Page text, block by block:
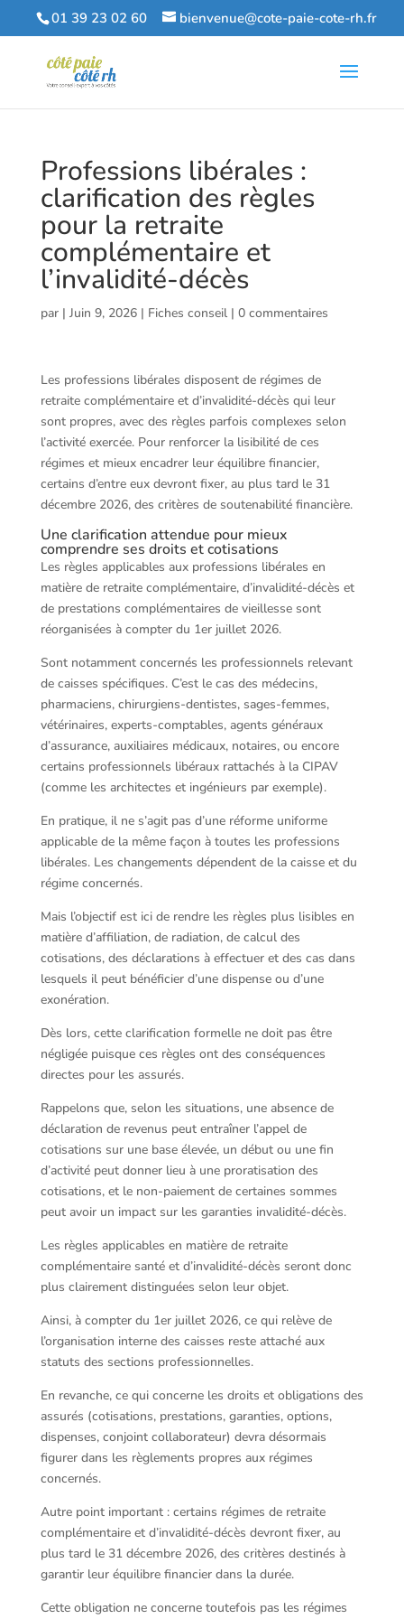
01 39 23 02 60 bienvenue@cote-paie-cote-rh.fr
Professions libérales :
clarification des règles
pour la retraite
complémentaire et
l’invalidité-décès
par | Juin 9, 2026| Fiches conseil| 0 commentaires
Les professions libérales disposent de régimes de
retraite complémentaire et d’invalidité-décès qui leur
sont propres, avec des règles parfois complexes selon
l’activité exercée. Pour renforcer la lisibilité de ces
régimes et mieux encadrer leur équilibre financier,
certains d’entre eux devront fixer, au plus tard le 31
décembre 2026, des critères de soutenabilité financière.
Une clarification attendue pour mieux
comprendre ses droits et cotisations
Les règles applicables aux professions libérales en
matière de retraite complémentaire, d’invalidité-décès et
de prestations complémentaires de vieillesse sont
réorganisées à compter du 1er juillet 2026.
Sont notamment concernés les professionnels relevant
de caisses spécifiques. C’est le cas des médecins,
pharmaciens, chirurgiens-dentistes, sages-femmes,
vétérinaires, experts-comptables, agents généraux
d’assurance, auxiliaires médicaux, notaires, ou encore
certains professionnels libéraux rattachés à la CIPAV
(comme les architectes et ingénieurs par exemple).
En pratique, il ne s’agit pas d’une réforme uniforme
applicable de la même façon à toutes les professions
libérales. Les changements dépendent de la caisse et du
régime concernés.
Mais l’objectif est ici de rendre les règles plus lisibles en
matière d’affiliation, de radiation, de calcul des
cotisations, des déclarations à effectuer et des cas dans
lesquels il peut bénéficier d’une dispense ou d’une
exonération.
Dès lors, cette clarification formelle ne doit pas être
négligée puisque ces règles ont des conséquences
directes pour les assurés.
Rappelons que, selon les situations, une absence de
déclaration de revenus peut entraîner l’appel de
cotisations sur une base élevée, un début ou une fin
d’activité peut donner lieu à une proratisation des
cotisations, et le non-paiement de certaines sommes
peut avoir un impact sur les garanties invalidité-décès.
Les règles applicables en matière de retraite
complémentaire santé et d’invalidité-décès seront donc
plus clairement distinguées selon leur objet.
Ainsi, à compter du 1er juillet 2026, ce qui relève de
l’organisation interne des caisses reste attaché aux
statuts des sections professionnelles.
En revanche, ce qui concerne les droits et obligations des
assurés (cotisations, prestations, garanties, options,
dispenses, conjoint collaborateur) devra désormais
figurer dans les règlements propres aux régimes
concernés.
Autre point important : certains régimes de retraite
complémentaire et d’invalidité-décès devront fixer, au
plus tard le 31 décembre 2026, des critères destinés à
garantir leur équilibre financier dans la durée.
Cette obligation ne concerne toutefois pas les régimes